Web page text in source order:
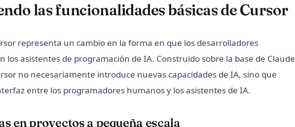
las funcionalidades básicas de Cursor
representa un cambio en la forma en que los desarrolladores
los asistentes de programación de IA. Construido sobre la base de Claude
no necesariamente introduce nuevas capacidades de IA, sino que
entre los programadores humanos y los asistentes de IA.
en proyectos a pequeña escala